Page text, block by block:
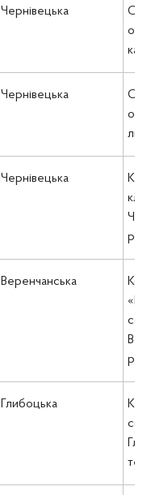
Чернівецька
Чернівецька
Чернівецька
КНП
Веренчанська
Глибоцька